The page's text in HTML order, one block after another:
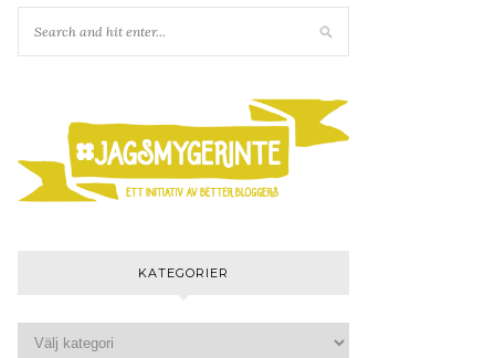
KATEGORIER